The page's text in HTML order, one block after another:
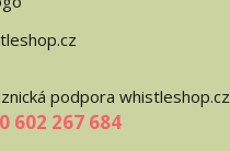
podpora whistleshop.cz
602 267 684